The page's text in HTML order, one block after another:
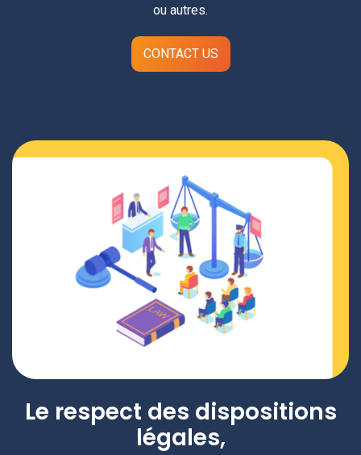
ou autres.
CONTACT US
Le respect des dispositions
légales,